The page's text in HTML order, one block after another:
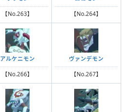
【No.263】 【No.264】
アルケニモン
【No.266】
ヴァンデモン
【No.267】